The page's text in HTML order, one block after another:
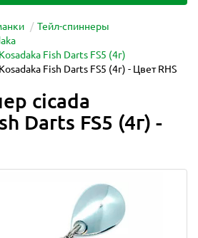
Тейл-спиннеры
Fish Darts FS5 (4г)
Fish Darts FS5 (4г) - Цвет RHS
cicada
Darts FS5 (4г) -